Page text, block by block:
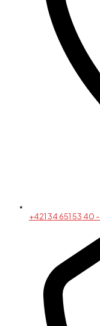
+421 34 651 53 40